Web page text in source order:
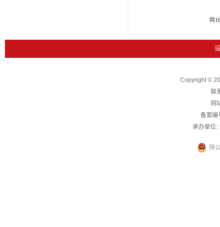
共
Copyright ©
联
网
备案编
承办单位
陕